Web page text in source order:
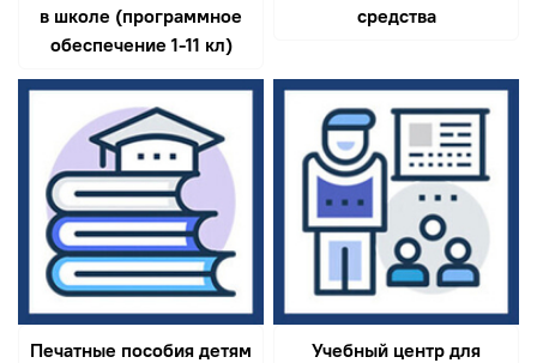
в школе (программное
обеспечение 1-11 кл)
средства
Печатные пособия детям
Учебный центр для